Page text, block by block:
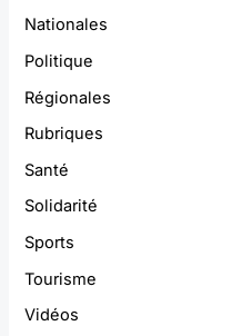
Nationales
Politique
Régionales
Rubriques
Santé
Solidarité
Sports
Tourisme
Vidéos